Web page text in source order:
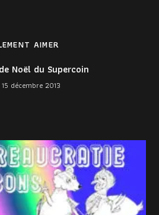
AIMER
Noël du Supercoin
15 décembre 2013